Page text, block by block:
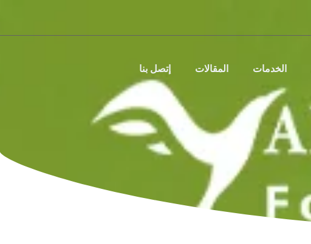
الخدمات المقالات إتصل بنا